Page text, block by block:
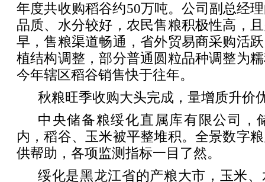
年度共收购稻谷约50万吨。公司副总经
品质、水分较好，农民售粮积极性高，
早，售粮渠道畅通，省外贸易商采购活
植结构调整，部分普通圆粒品种调整为
今年辖区稻谷销售快于往年。
秋粮旺季收购大头完成，量增质升价
中央储备粮绥化直属库有限公司，
内，稻谷、玉米被平整堆积。全景数字
供帮助，各项监测指标一目了然。
绥化是黑龙江省的产粮大市，玉米